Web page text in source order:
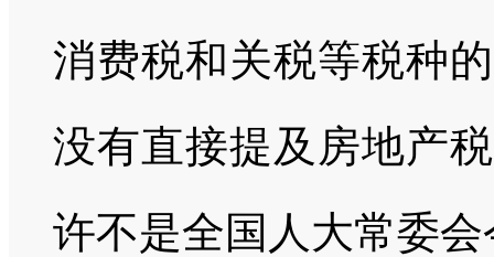
消费税和关税等税种
没有直接提及房地产
许不是全国人大常委